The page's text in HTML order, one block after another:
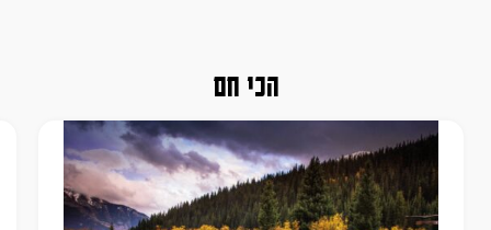
הכי חם